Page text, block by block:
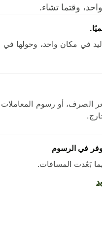
وقتما تشاء.
في مكان واحد، وحولها في
الصرف، أو رسوم المعاملات
في الرسوم
بَعُدت المسافات.